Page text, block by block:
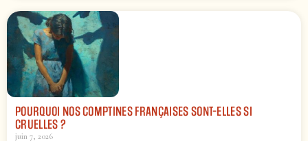
POURQUOI NOS COMPTINES FRANÇAISES SONT-ELLES SI
CRUELLES ?
juin 7, 2026